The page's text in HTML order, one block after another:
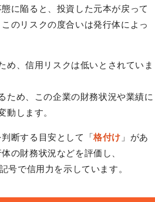
に陥ると、投資した元本が戻って
のリスクの度合いは発行体によっ
め、信用リスクは低いとされていま
ため、この企業の財務状況や業績に
動します。
断する目安として「格付け 」があ
の財務状況などを評価し、
号で信用力を示しています。